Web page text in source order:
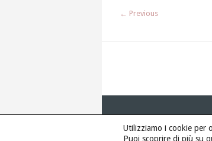
← Previous
Utilizziamo i cookie per
Puoi scoprire di più su